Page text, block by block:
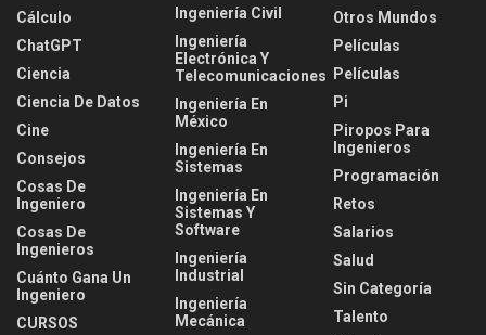
Cálculo
ChatGPT
Ciencia
Ciencia De Datos
Cine
Consejos
Cosas De
Ingeniero
Cosas De
Ingenieros
Cuánto Gana Un
Ingeniero
CURSOS
Ingeniería Civil
Ingeniería
Electrónica Y
Telecomunicaciones
Ingeniería En
México
Ingeniería En
Sistemas
Ingeniería En
Sistemas Y
Software
Ingeniería
Industrial
Ingeniería
Mecánica
Otros Mundos
Películas
Películas
Pi
Piropos Para
Ingenieros
Programación
Retos
Salarios
Salud
Sin Categoría
Talento